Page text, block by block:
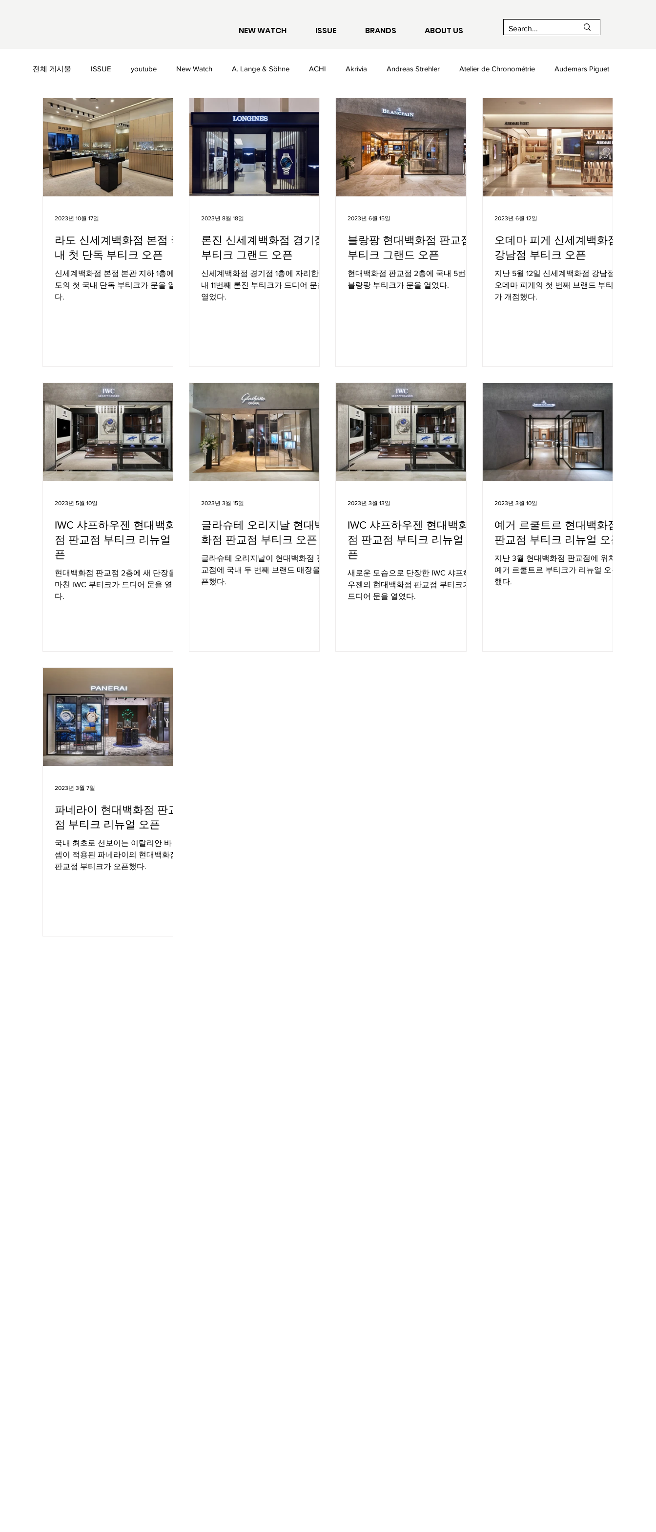
NEW WATCH ISSUE BRANDS ABOUT US
전체 게시물 ISSUE youtube New Watch A. Lange & Söhne ACHI Akrivia Andreas Strehler Atelier de Chronométrie Audemars Piguet
Bell & Ross Blancpain Cartier Casio Chanel Chaumet Czapek
Chopard Chronoswiss De Bethune Empolio Armani F.P. Journe Fabergé Frederique Constant Franck Muller
라도 신세계백화점 본점 국
내 첫 단독 부티크 오픈
신세계백화점 본점 본관 지하 1층에 라
도의 첫 국내 단독 부티크가 문을 열었
다.
2023년 10월 17일
론진 신세계백화점 경기점
부티크 그랜드 오픈
신세계백화점 경기점 1층에 자리한 국
내 11번째 론진 부티크가 드디어 문을
열었다.
2023년 8월 18일
블랑팡 현대백화점 판교점
부티크 그랜드 오픈
현대백화점 판교점 2층에 국내 5번째
블랑팡 부티크가 문을 열었다.
2023년 6월 15일
오데마 피게 신세계백화점
강남점 부티크 오픈
지난 5월 12일 신세계백화점 강남점에
오데마 피게의 첫 번째 브랜드 부티크
가 개점했다.
2023년 6월 12일
IWC 샤프하우젠 현대백화
점 판교점 부티크 리뉴얼 오
픈
현대백화점 판교점 2층에 새 단장을
마친 IWC 부티크가 드디어 문을 열었
다.
2023년 5월 10일
글라슈테 오리지날 현대백
화점 판교점 부티크 오픈
글라슈테 오리지날이 현대백화점 판
교점에 국내 두 번째 브랜드 매장을 오
픈했다.
2023년 3월 15일
IWC 샤프하우젠 현대백화
점 판교점 부티크 리뉴얼 오
픈
새로운 모습으로 단장한 IWC 샤프하
우젠의 현대백화점 판교점 부티크가
드디어 문을 열였다.
2023년 3월 13일
예거 르쿨트르 현대백화점
판교점 부티크 리뉴얼 오픈
지난 3월 현대백화점 판교점에 위치한
예거 르쿨트르 부티크가 리뉴얼 오픈
했다.
2023년 3월 10일
파네라이 현대백화점 판교
점 부티크 리뉴얼 오픈
국내 최초로 선보이는 이탈리안 바 컨
셉이 적용된 파네라이의 현대백화점
판교점 부티크가 오픈했다.
2023년 3월 7일